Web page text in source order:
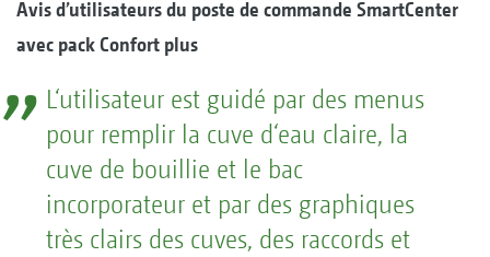
Avis d’utilisateurs du poste de commande SmartCenter
avec pack Confort plus
L‘utilisateur est guidé par des menus
pour remplir la cuve d‘eau claire, la
cuve de bouillie et le bac
incorporateur et par des graphiques
très clairs des cuves, des raccords et